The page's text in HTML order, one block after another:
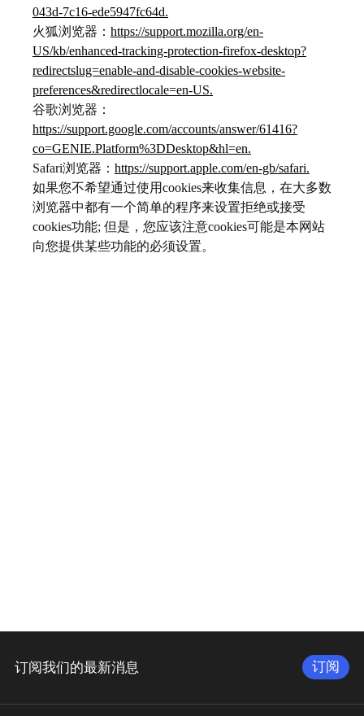
043d-7c16-ede5947fc64d.
火狐浏览器： https://support.mozilla.org/en-
US/kb/enhanced-tracking-protection-firefox-desktop?
redirectslug=enable-and-disable-cookies-website-
preferences&redirectlocale=en-US.
谷歌浏览器：
https://support.google.com/accounts/answer/61416?
co=GENIE.Platform%3DDesktop&hl=en.
Safari浏览器： https://support.apple.com/en-gb/safari.
如果您不希望通过使用cookies来收集信息，在大多数
浏览器中都有一个简单的程序来设置拒绝或接受
cookies功能; 但是，您应该注意cookies可能是本网站
向您提供某些功能的必须设置。
订阅我们的最新消息 订阅